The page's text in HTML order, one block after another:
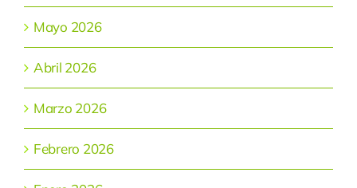
Mayo 2026
Abril 2026
Marzo 2026
Febrero 2026